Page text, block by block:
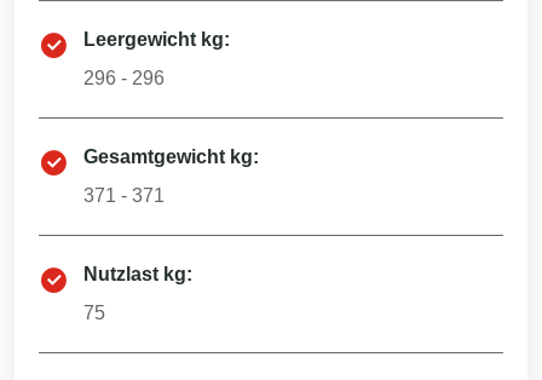
Leergewicht kg:
296 - 296
Gesamtgewicht kg:
371 - 371
Nutzlast kg:
75